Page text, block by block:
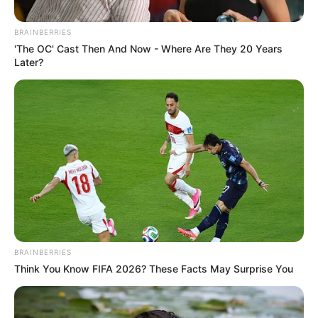
Mi várható?
Ukrajna példája erősítheti azokat a hangokat az
Európai Unióban, akik a szezonális óraátállítás
megszüntetését sürgetik. Magyarországon
azonban továbbra is vita van arról, hogy a téli vagy
a nyári időszámítás lenne-e előnyösebb állandó
megoldásként.
BRAINBERRIES
'The OC' Cast Then And Now - Where Are They 20 Years
Later?
BRAINBERRIES
Think You Know FIFA 2026? These Facts May Surprise You